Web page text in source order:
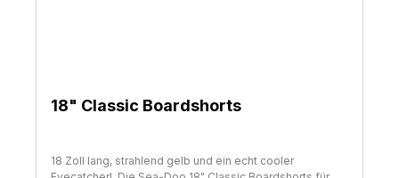
18" Classic Boardshorts
18 Zoll lang, strahlend gelb und ein echt cooler